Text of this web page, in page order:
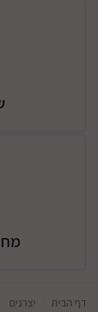
דף הבית יצרנים